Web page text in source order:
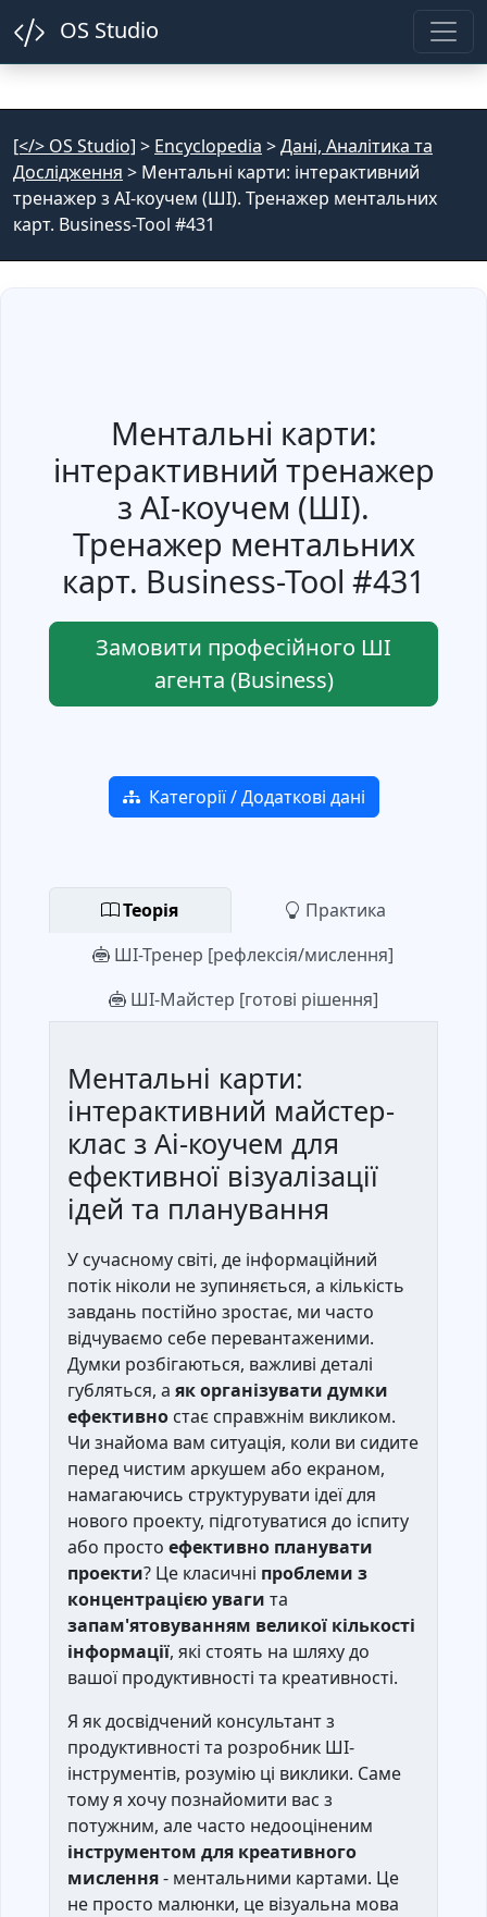
OS Studio
[</> OS Studio] > Encyclopedia >Дані, Аналітика та
Дослідження > Ментальні карти: інтерактивний
тренажер з AI-коучем (ШІ). Тренажер ментальних
карт. Business-Tool #431
Ментальні карти:
інтерактивний тренажер
з AI-коучем (ШІ).
Тренажер ментальних
карт. Business-Tool #431
Замовити професійного ШІ
агента (Business)
Категорії / Додаткові дані
Теорія
Практика
ШІ-Тренер [рефлексія/мислення]
ШІ-Майстер [готові рішення]
Ментальні карти:
інтерактивний майстер-
клас з Ai-коучем для
ефективної візуалізації
ідей та планування
У сучасному світі, де інформаційний
потік ніколи не зупиняється, а кількість
завдань постійно зростає, ми часто
відчуваємо себе перевантаженими.
Думки розбігаються, важливі деталі
губляться, а як організувати думки
ефективно стає справжнім викликом.
Чи знайома вам ситуація, коли ви сидите
перед чистим аркушем або екраном,
намагаючись структурувати ідеї для
нового проекту, підготуватися до іспиту
або просто ефективно планувати
проекти? Це класичні проблеми з
концентрацією уваги та
запам'ятовуванням великої кількості
інформації, які стоять на шляху до
вашої продуктивності та креативності.
Я як досвідчений консультант з
продуктивності та розробник ШІ-
інструментів, розумію ці виклики. Саме
тому я хочу познайомити вас з
потужним, але часто недооціненим
інструментом для креативного
мислення- ментальними картами. Це
не просто малюнки, це візуальна мова